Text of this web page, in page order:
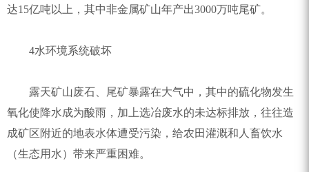
达15亿吨以上，其中非金属矿山年产出3000万吨尾矿。
4水环境系统破坏
露天矿山废石、尾矿暴露在大气中，其中的硫化物发生
氧化使降水成为酸雨，加上选冶废水的未达标排放，往往造
成矿区附近的地表水体遭受污染，给农田灌溉和人畜饮水
（生态用水）带来严重困难。